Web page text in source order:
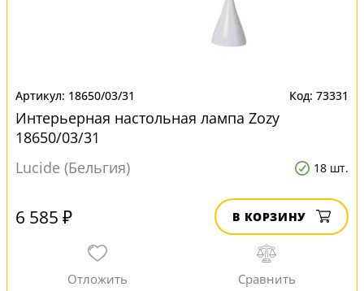
18650/03/31 73331
Интерьерная настольная лампа Zozy
18650/03/31
Lucide (Бельгия)
18 шт.
6 585 ₽ В КОРЗИНУ